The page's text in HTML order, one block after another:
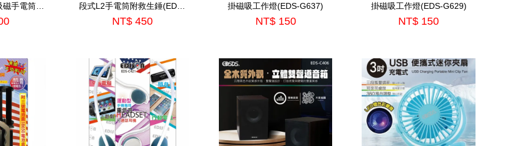
磁手電筒
段式L2手電筒附救生錘(EDS-
G640)
NT$ 450
掛磁吸工作燈(EDS-G637)
NT$ 150
掛磁吸工作燈(EDS-G629)
NT$ 150